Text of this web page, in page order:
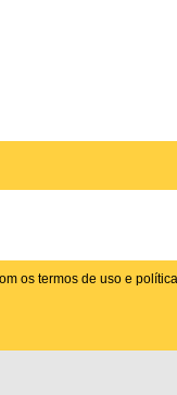
os termos de uso e